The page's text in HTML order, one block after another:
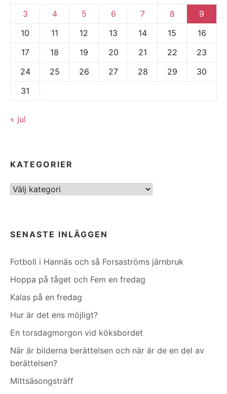
3
4 5 6 7 8
9
10
11 12 13 14 15
16
17
18 19 20 21 22
23
24
25 26 27 28 29
30
31
« jul
KATEGORIER
Kategorier
SENASTE INLÄGGEN
Fotboll i Hannäs och så Forsaströms järnbruk
Hoppa på tåget och Fem en fredag
Kalas på en fredag
Hur är det ens möjligt?
En torsdagmorgon vid köksbordet
När är bilderna berättelsen och när är de en del av
berättelsen?
Mittsäsongsträff